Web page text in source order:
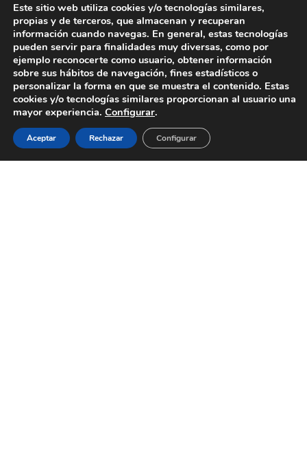
Este sitio web utiliza cookies y/o tecnologías similares,
propias y de terceros, que almacenan y recuperan
información cuando navegas. En general, estas tecnologías
pueden servir para finalidades muy diversas, como por
ejemplo reconocerte como usuario, obtener información
sobre sus hábitos de navegación, fines estadísticos o
personalizar la forma en que se muestra el contenido. Estas
cookies y/o tecnologías similares proporcionan al usuario una
mayor experiencia. Configurar.
Aceptar Rechazar Configurar